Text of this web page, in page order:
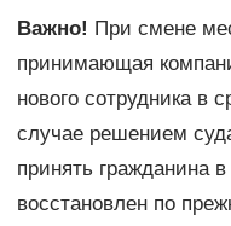
Важно! При смене
принимающая
нового сотрудника в
случае решением
принять гражданина
восстановлен по